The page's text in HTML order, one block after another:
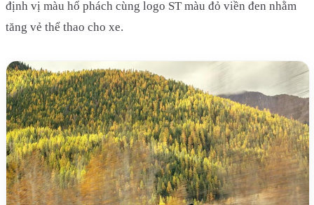
định vị màu hổ phách cùng logo ST màu đỏ viền đen nhằm
tăng vẻ thể thao cho xe.